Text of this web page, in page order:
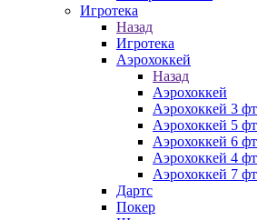
Игротека
Назад
Игротека
Аэрохоккей
Назад
Аэрохоккей
Аэрохоккей 3 фт
Аэрохоккей 5 фт
Аэрохоккей 6 фт
Аэрохоккей 4 фт
Аэрохоккей 7 фт
Дартс
Покер